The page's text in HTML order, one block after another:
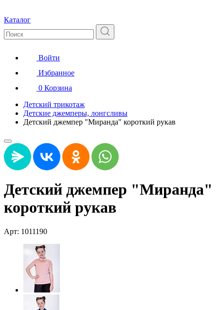
Каталог
Войти
Избранное
0 Корзина
Детский трикотаж
Детские джемперы, лонгсливы
Детский джемпер "Миранда" короткий рукав
Детский джемпер "Миранда"
короткий рукав
Арт: 1011190